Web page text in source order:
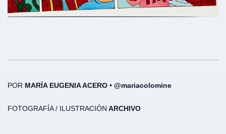
POR MARÍA EUGENIA ACERO • @mariacolomine
FOTOGRAFÍA / ILUSTRACIÓN ARCHIVO